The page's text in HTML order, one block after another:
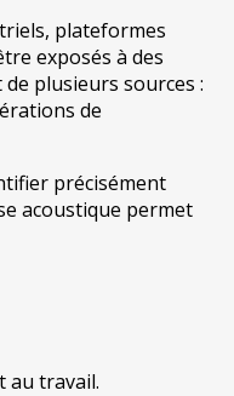
plateformes
exposés à des
plusieurs sources :
de
précisément
acoustique permet
au travail.